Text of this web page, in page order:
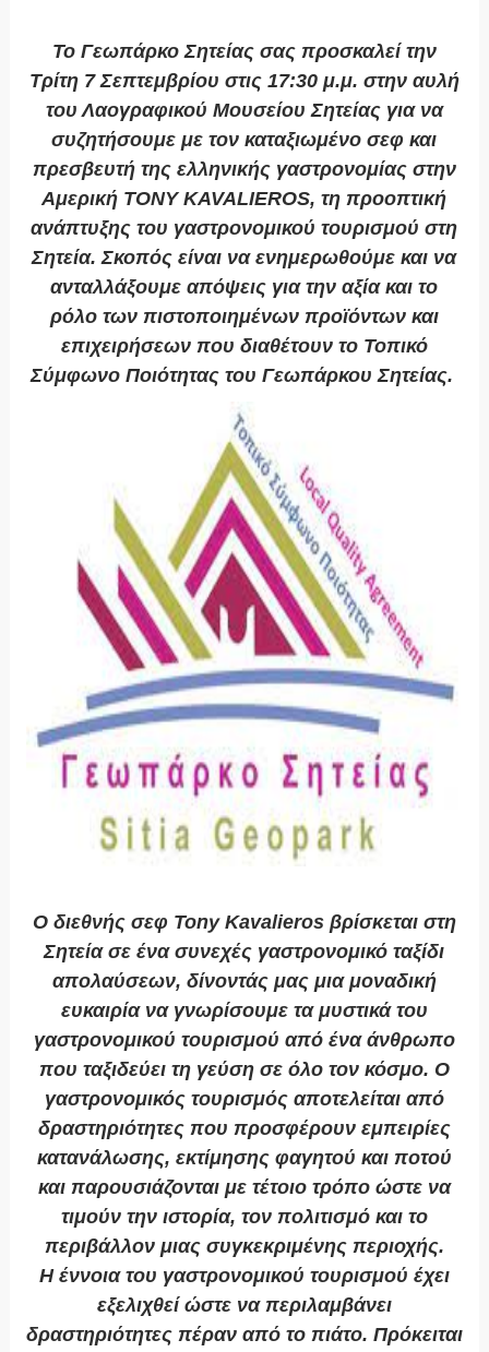
Το Γεωπάρκο Σητείας σας προσκαλεί την
Τρίτη 7 Σεπτεμβρίου στις 17:30 μ.μ. στην αυλή
του Λαογραφικού Μουσείου Σητείας για να
συζητήσουμε με τον καταξιωμένο σεφ και
πρεσβευτή της ελληνικής γαστρονομίας στην
Αμερική TONY KAVALIEROS, τη προοπτική
ανάπτυξης του γαστρονομικού τουρισμού στη
Σητεία. Σκοπός είναι να ενημερωθούμε και να
ανταλλάξουμε απόψεις για την αξία και το
ρόλο των πιστοποιημένων προϊόντων και
επιχειρήσεων που διαθέτουν το Τοπικό
Σύμφωνο Ποιότητας του Γεωπάρκου Σητείας.
Ο διεθνής σεφ Tony Kavalieros βρίσκεται στη
Σητεία σε ένα συνεχές γαστρονομικό ταξίδι
απολαύσεων, δίνοντάς μας μια μοναδική
ευκαιρία να γνωρίσουμε τα μυστικά του
γαστρονομικού τουρισμού από ένα άνθρωπο
που ταξιδεύει τη γεύση σε όλο τον κόσμο. Ο
γαστρονομικός τουρισμός αποτελείται από
δραστηριότητες που προσφέρουν εμπειρίες
κατανάλωσης, εκτίμησης φαγητού και ποτού
και παρουσιάζονται με τέτοιο τρόπο ώστε να
τιμούν την ιστορία, τον πολιτισμό και το
περιβάλλον μιας συγκεκριμένης περιοχής.
Η έννοια του γαστρονομικού τουρισμού έχει
εξελιχθεί ώστε να περιλαμβάνει
δραστηριότητες πέραν από το πιάτο. Πρόκειται